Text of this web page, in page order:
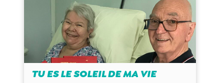
TU ES LE SOLEIL DE MA VIE